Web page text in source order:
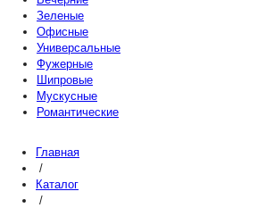
Зеленые
Офисные
Универсальные
Фужерные
Шипровые
Мускусные
Романтические
Главная
/
Каталог
/